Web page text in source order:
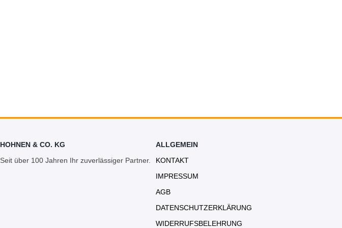
HOHNEN & CO. KG
Seit über 100 Jahren Ihr zuverlässiger Partner.
ALLGEMEIN
KONTAKT
IMPRESSUM
AGB
DATENSCHUTZERKLÄRUNG
WIDERRUFSBELEHRUNG